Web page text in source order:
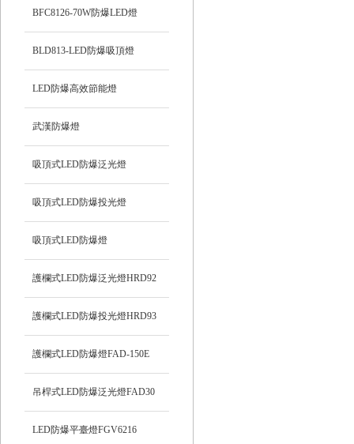
BFC8126-70W防爆LED燈
BLD813-LED防爆吸頂燈
LED防爆高效節能燈
武漢防爆燈
吸頂式LED防爆泛光燈
吸頂式LED防爆投光燈
吸頂式LED防爆燈
護欄式LED防爆泛光燈HRD92
護欄式LED防爆投光燈HRD93
護欄式LED防爆燈FAD-150E
吊桿式LED防爆泛光燈FAD30
LED防爆平臺燈FGV6216